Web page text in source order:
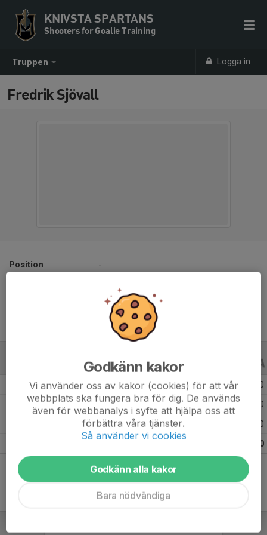
Truppen Logga in
KNIVSTA SPARTANS
Shooters for Goalie Training
Fredrik Sjövall
Position
-
ALLA ÅR
Säsongen 25/26 4 0
Säsongen 24/25 8 0 0
0
0
Godkänn kakor
Vi använder oss av kakor (cookies) för att vår
webbplats ska fungera bra för dig. De används
även för webbanalys i syfte att hjälpa oss att
förbättra våra tjänster.
Så använder vi cookies
Godkänn alla kakor
Bara nödvändiga